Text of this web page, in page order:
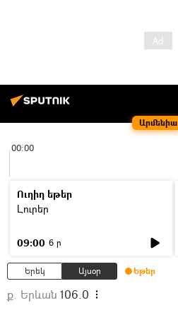
Արմենիա
00:00
Ուղիղ եթեր
Լուրեր
09:00 6 ր
Երեկ Այսօր Եթեր
ք. Երևան 106.0